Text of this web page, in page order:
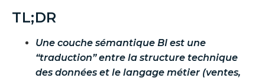
TL;DR
Une couche sémantique BI est une
“traduction” entre la structure technique
des données et le langage métier (ventes,